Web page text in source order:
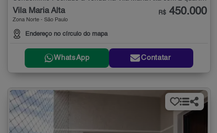
Vila Maria Alta
Zona Norte - São Paulo
Endereço no círculo do mapa
R$ 450.000
WhatsApp Contatar